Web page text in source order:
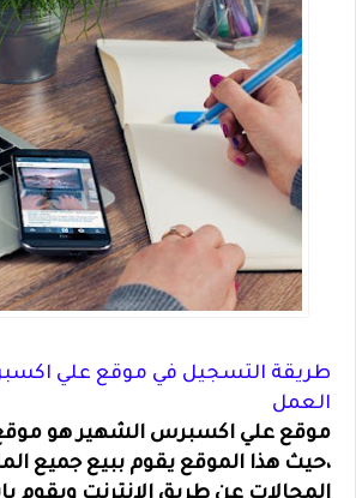
طريقة التسجيل في موقع علي
العمل
موقع علي اكسبرس الشهير هو
،حيث هذا الموقع يقوم ببيع جميع